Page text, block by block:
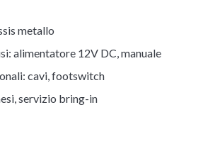
metallo
alimentatore 12V DC, manuale
cavi, footswitch
servizio bring-in